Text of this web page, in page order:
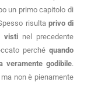
un primo capitolo di
risulta privo di
vistinel precedente
perché quando
veramente godibile.
non è pienamente